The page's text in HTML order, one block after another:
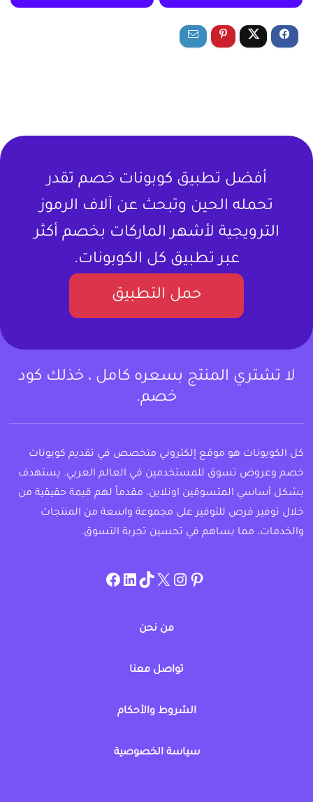
أفضل تطبيق كوبونات خصم تقدر
تحمله الحين وتبحث عن آلاف الرموز
الترويجية لأشهر الماركات بخصم أكثر
عبر تطبيق كل الكوبونات.
حمل التطبيق
لا تشتري المنتج بسعره كامل ، خذلك كود
خصم.
كل الكوبونات هو موقع إلكتروني متخصص في تقديم كوبونات
خصم وعروض تسوق للمستخدمين في العالم العربي. يستهدف
بشكل أساسي المتسوقين اونلاين، مقدماً لهم قيمة حقيقية من
خلال توفير فرص للتوفير على مجموعة واسعة من المنتجات
والخدمات، مما يساهم في تحسين تجربة التسوق.
pinterest
allcouponat
twitter
TikTok
linkedin
facebook
من نحن
تواصل معنا
الشروط والأحكام
سياسة الخصوصية